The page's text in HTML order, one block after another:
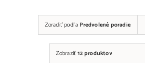
Zoradiť podľa Predvolené poradie
Zobraziť12 produktov